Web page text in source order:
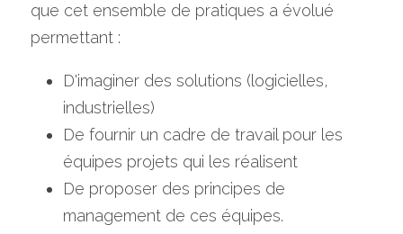
que cet ensemble de pratiques a évolué
permettant :
D'imaginer des solutions (logicielles,
industrielles)
De fournir un cadre de travail pour les
équipes projets qui les réalisent
De proposer des principes de
management de ces équipes.